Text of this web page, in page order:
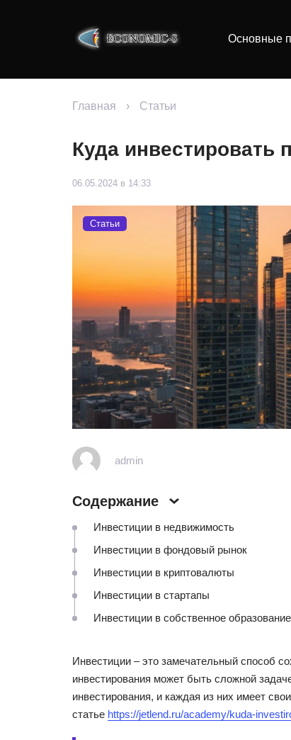
Основные
Главная › Статьи
Куда инвестировать
06.05.2024 в 14:33
Статьи
admin
Содержание
Инвестиции в недвижимость
Инвестиции в фондовый рынок
Инвестиции в криптовалюты
Инвестиции в стартапы
Инвестиции в собственное образование
Инвестиции – это замечательный способ
инвестирования может быть сложной
инвестирования, и каждая из них имеет
статье https://jetlend.ru/academy/kuda-